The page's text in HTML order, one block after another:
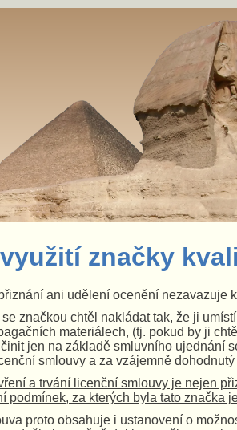
značky
ani udělení ocenění nezavazuje
značkou chtěl nakládat tak, že ji
materiálech, (tj. pokud by ji
jen na základě smluvního ujednání
smlouvy a za vzájemně
a trvání licenční smlouvy je nejen
podmínek, za kterých byla tato značka
proto obsahuje i ustanovení o